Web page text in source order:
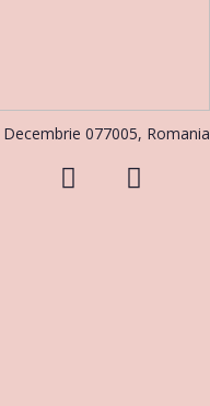
Decembrie 077005, Romania